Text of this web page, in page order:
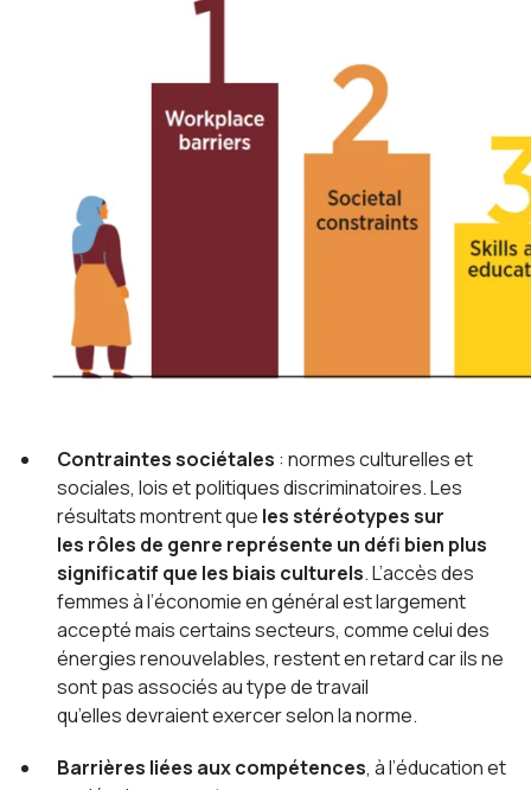
Contraintes sociétales : normes culturelles et
sociales, lois et politiques discriminatoires. Les
résultats montrent que les stéréotypes sur
les rôles de genre représente un défi bien plus
significatif que les biais culturels. L’accès des
femmes à l’économie en général est largement
accepté mais certains secteurs, comme celui des
énergies renouvelables, restent en retard car ils ne
sont pas associés au type de travail
qu’elles devraient exercer selon la norme.
Barrières liées aux compétences, à l’éducation et